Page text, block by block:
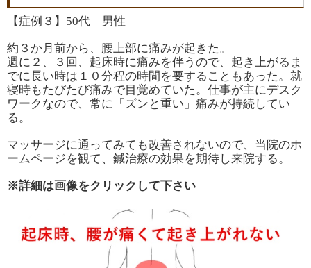
【症例３】50代 男性
約３か月前から、腰上部に痛みが起きた。
週に２、３回、起床時に痛みを伴うので、起き上がるま
でに長い時は１０分程の時間を要することもあった。就
寝時もたびたび痛みで目覚めていた。仕事が主にデスク
ワークなので、常に「ズンと重い」痛みが持続してい
る。
マッサージに通ってみても改善されないので、当院のホ
ームページを観て、鍼治療の効果を期待し来院する。
※詳細は画像をクリックして下さい